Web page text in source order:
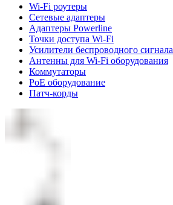
Wi-Fi роутеры
Сетевые адаптеры
Адаптеры Powerline
Точки доступа Wi-Fi
Усилители беспроводного сигнала
Антенны для Wi-Fi оборудования
Коммутаторы
PoE оборудование
Патч-корды